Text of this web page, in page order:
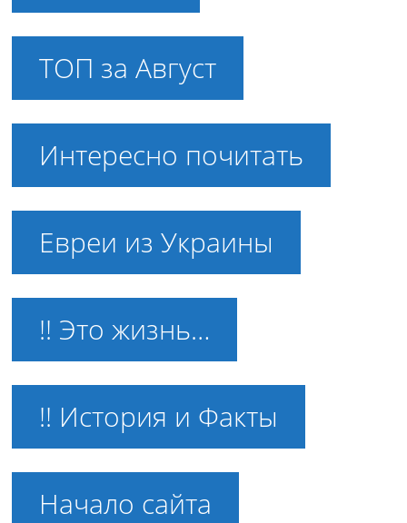
ТОП за Август
Интересно почитать
Евреи из Украины
!! Это жизнь…
!! История и Факты
Начало сайта